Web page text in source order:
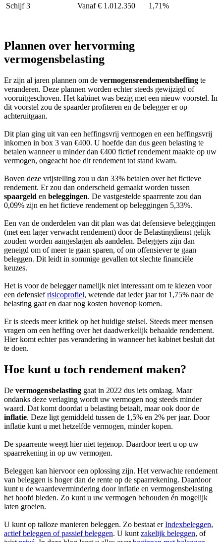
Schijf 3 Vanaf € 1.012.350 1,71%
Plannen over hervorming
vermogensbelasting
Er zijn al jaren plannen om de vermogensrendementsheffing te
veranderen. Deze plannen worden echter steeds gewijzigd of
vooruitgeschoven. Het kabinet was bezig met een nieuw voorstel. In
dit voorstel zou de spaarder profiteren en de belegger er op
achteruitgaan.
Dit plan ging uit van een heffingsvrij vermogen en een heffingsvrij
inkomen in box 3 van €400. U hoefde dan dus geen belasting te
betalen wanneer u minder dan €400 fictief rendement maakte op uw
vermogen, ongeacht hoe dit rendement tot stand kwam.
Boven deze vrijstelling zou u dan 33% betalen over het fictieve
rendement. Er zou dan onderscheid gemaakt worden tussen
spaargeld en beleggingen. De vastgestelde spaarrente zou dan
0,09% zijn en het fictieve rendement op beleggingen 5,33%.
Een van de onderdelen van dit plan was dat defensieve beleggingen
(met een lager verwacht rendement) door de Belastingdienst gelijk
zouden worden aangeslagen als aandelen. Beleggers zijn dan
geneigd om of meer te gaan sparen, of om offensiever te gaan
beleggen. Dit leidt in sommige gevallen tot slechte financiële
keuzes.
Het is voor de belegger namelijk niet interessant om te kiezen voor
een defensiefrisicoprofiel, wetende dat ieder jaar tot 1,75% naar de
belasting gaat en daar nog kosten bovenop komen.
Er is steeds meer kritiek op het huidige stelsel. Steeds meer mensen
vragen om een heffing over het daadwerkelijk behaalde rendement.
Hier komt echter pas verandering in wanneer het kabinet besluit dat
te doen.
Hoe kunt u toch rendement maken?
De vermogensbelasting gaat in 2022 dus iets omlaag. Maar
ondanks deze verlaging wordt uw vermogen nog steeds minder
waard. Dat komt doordat u belasting betaalt, maar ook door de
inflatie. Deze ligt gemiddeld tussen de 1,5% en 2% per jaar. Door
inflatie kunt u met hetzelfde vermogen, minder kopen.
De spaarrente weegt hier niet tegenop. Daardoor teert u op uw
spaarrekening in op uw vermogen.
Beleggen kan hiervoor een oplossing zijn. Het verwachte rendement
van beleggen is hoger dan de rente op de spaarrekening. Daardoor
kunt u de waardevermindering door inflatie en vermogensbelasting
het hoofd bieden. Zo kunt u uw vermogen behouden én mogelijk
laten groeien.
U kunt op talloze manieren beleggen. Zo bestaat erIndexbeleggen,
actief beleggen of passief beleggen. U kunt zakelijk beleggen, of